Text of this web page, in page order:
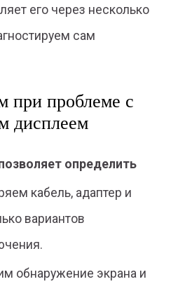
его через несколько
сам
при проблеме с
дисплеем
определить
кабель, адаптер и
вариантов
обнаружение экрана и